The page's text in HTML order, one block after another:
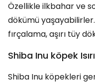
Özellikle ilkbahar ve
dökümü
fırçalama, aşırı tüy
Shiba Inu köpek
Shiba Inu köpekleri